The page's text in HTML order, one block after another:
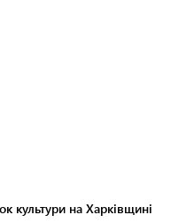
культури на Харківщині